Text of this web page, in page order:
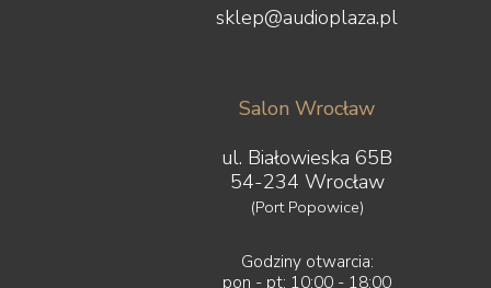
sklep@audioplaza.pl
Salon Wrocław
ul. Białowieska 65B
54-234 Wrocław
(Port Popowice)
Godziny otwarcia:
pon - pt: 10:00 - 18:00